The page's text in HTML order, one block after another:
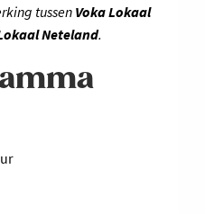
tussen Voka Lokaal
Neteland.